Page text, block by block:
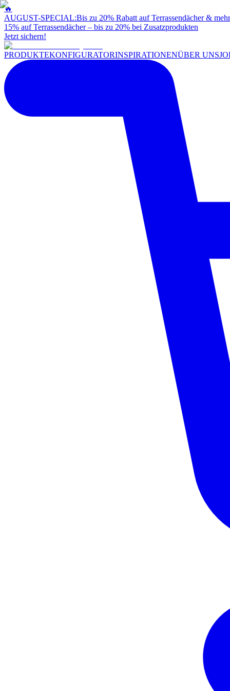
🔥
AUGUST-SPECIAL:Bis zu 20% Rabatt auf Terrassendächer & mehr
15% auf Terrassendächer – bis zu 20% bei Zusatzprodukten
Jetzt sichern!
PRODUKTEKONFIGURATORINSPIRATIONENÜBER UNS